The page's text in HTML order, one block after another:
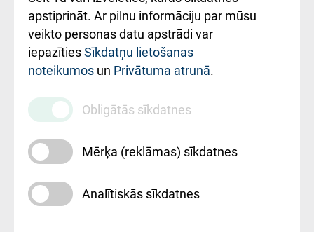
Rekvizīti un
ārstniecības
iestādes kods
010000234
Maksas
pakalpojumu
cenrādis
apstiprināt. Ar pilnu informāciju par mūsu
veikto personas datu apstrādi var
iepazītiesSīkdatņu lietošanas
noteikumos un Privātuma atrunā.
Obligātās sīkdatnes
Mērķa (reklāmas) sīkdatnes
Analītiskās sīkdatnes